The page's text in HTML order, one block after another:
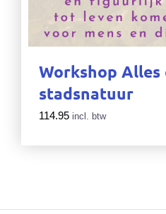
Workshop Alles
stadsnatuur
114.95 incl. btw